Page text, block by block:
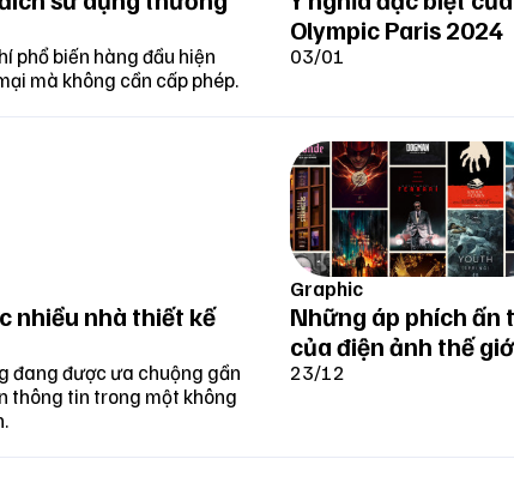
phổ biến hàng đầu hiện
mà không cần cấp phép.
Olympic Paris 2024
03/01
nhiều nhà thiết kế
đang được ưa chuộng gần
thông tin trong một không
Graphic
Những áp phích ấn
của điện ảnh thế
23/12